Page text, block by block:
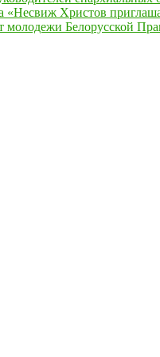
«Несвиж Христов
Белорусской